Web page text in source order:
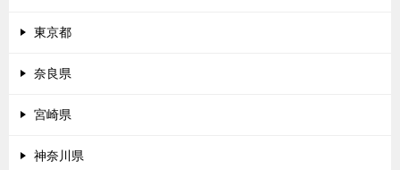
東京都
奈良県
宮崎県
神奈川県